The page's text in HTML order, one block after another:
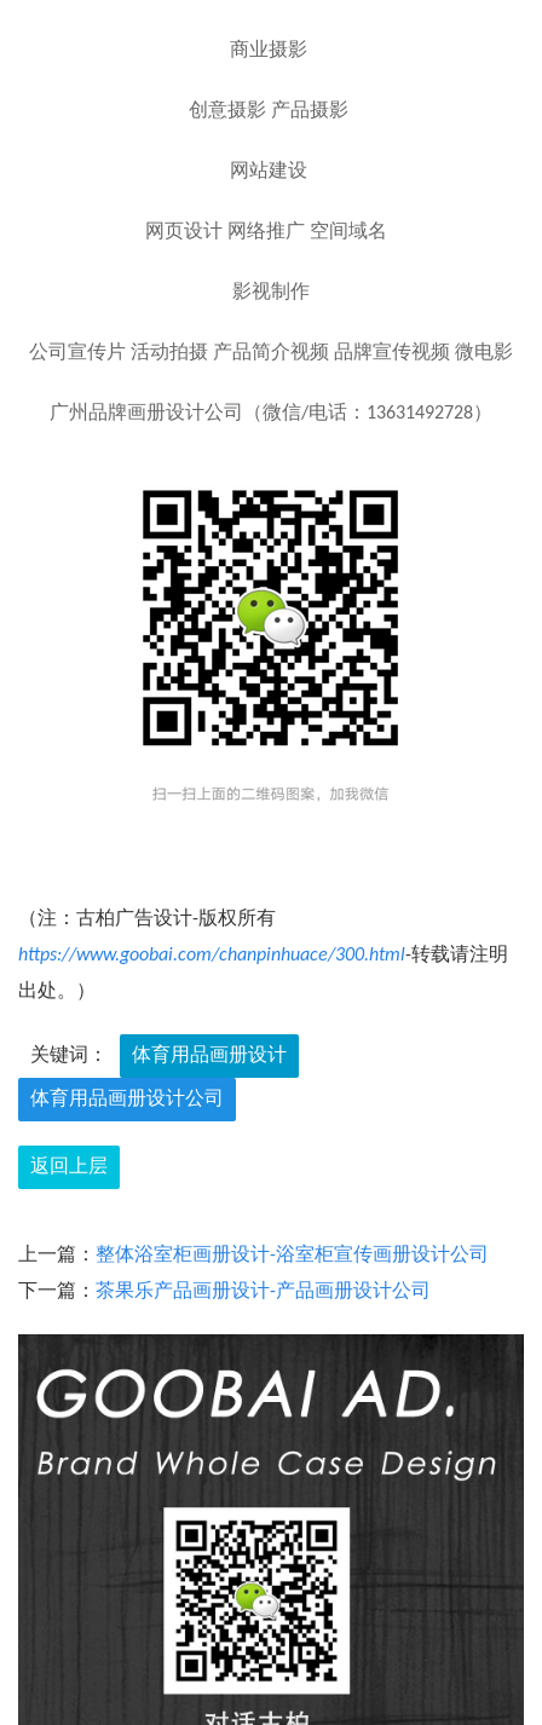
商业摄影
创意摄影 产品摄影
网站建设
网页设计 网络推广 空间域名
影视制作
公司宣传片 活动拍摄 产品简介视频 品牌宣传视频 微电影
广州品牌画册设计公司（微信/电话：13631492728）
（注：古柏广告设计-版权所有
https://www.goobai.com/chanpinhuace/300.html-转载请注明
出处。）
关键词： 体育用品画册设计
体育用品画册设计公司
返回上层
上一篇： 整体浴室柜画册设计-浴室柜宣传画册设计公司
下一篇： 茶果乐产品画册设计-产品画册设计公司